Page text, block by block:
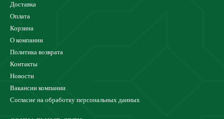
Доставка
Оплата
Корзина
О компании
Политика возврата
Контакты
Новости
Вакансии компании
Согласие на обработку персональных данных